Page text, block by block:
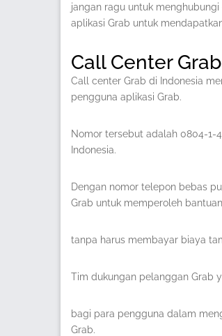
jangan ragu untuk
aplikasi Grab untuk
Call Center
Call center Grab di Indonesia
pengguna aplikasi Grab.
Nomor tersebut adalah 0804-1-
Indonesia.
Dengan nomor telepon bebas
Grab untuk memperoleh
tanpa harus membayar biaya
Tim dukungan pelanggan Grab
bagi para pengguna dalam
Grab.